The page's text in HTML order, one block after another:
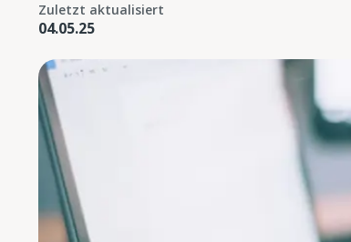
Zuletzt aktualisiert
04.05.25